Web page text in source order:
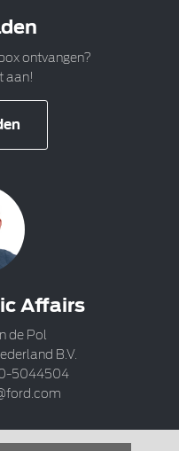
ontvangen?
aan!
Affairs
de Pol
B.V.
5044504